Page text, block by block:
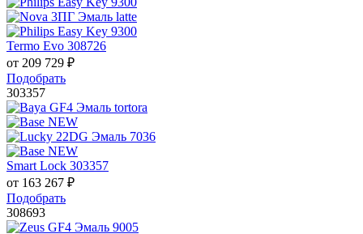
Termo Evo 308726
от 209 729 ₽
Подобрать
303357
Smart Lock 303357
от 163 267 ₽
Подобрать
308693